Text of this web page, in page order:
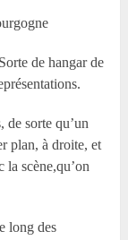
de hangar de
de sorte qu’un
plan, à droite, et
la scène,qu’on
long des